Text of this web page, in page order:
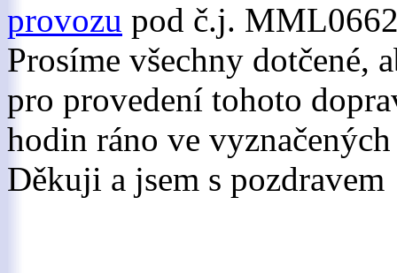
provozu pod č.j.
Prosíme všechny dotčené,
pro provedení tohoto
hodin ráno ve
Děkuji a jsem s pozdravem